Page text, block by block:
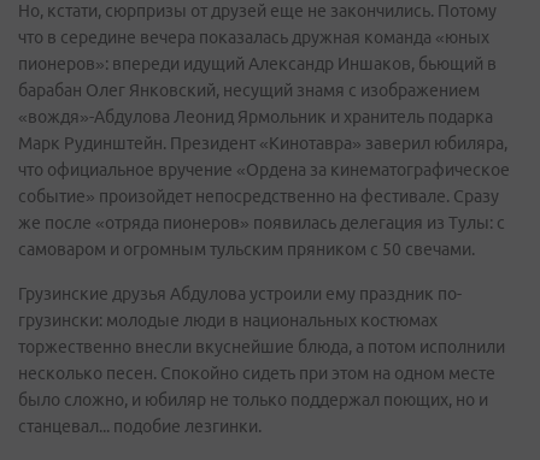
Но, кстати, сюрпризы от друзей еще не закончились. Потому
что в середине вечера показалась дружная команда «юных
пионеров»: впереди идущий Александр Иншаков, бьющий в
барабан Олег Янковский, несущий знамя с изображением
«вождя»-Абдулова Леонид Ярмольник и хранитель подарка
Марк Рудинштейн. Президент «Кинотавра» заверил юбиляра,
что официальное вручение «Ордена за кинематографическое
событие» произойдет непосредственно на фестивале. Сразу
же после «отряда пионеров» появилась делегация из Тулы: с
самоваром и огромным тульским пряником с 50 свечами.
Грузинские друзья Абдулова устроили ему праздник по-
грузински: молодые люди в национальных костюмах
торжественно внесли вкуснейшие блюда, а потом исполнили
несколько песен. Спокойно сидеть при этом на одном месте
было сложно, и юбиляр не только поддержал поющих, но и
станцевал... подобие лезгинки.